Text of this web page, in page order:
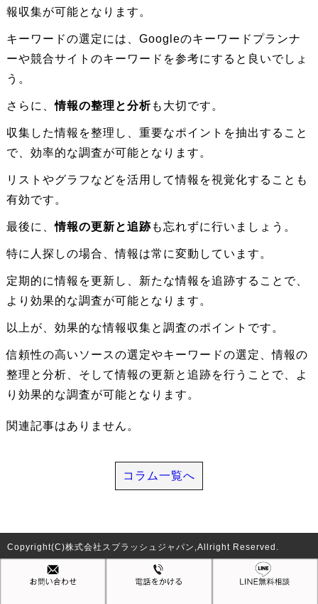
報収集が可能となります。
キーワードの選定には、Googleのキーワードプランナ
ーや競合サイトのキーワードを参考にすると良いでしょ
う。
さらに、情報の整理と分析も大切です。
収集した情報を整理し、重要なポイントを抽出すること
で、効率的な調査が可能となります。
リストやグラフなどを活用して情報を視覚化することも
有効です。
最後に、情報の更新と追跡も忘れずに行いましょう。
特に人探しの場合、情報は常に変動しています。
定期的に情報を更新し、新たな情報を追跡することで、
より効果的な調査が可能となります。
以上が、効果的な情報収集と調査のポイントです。
信頼性の高いソースの選定やキーワードの選定、情報の
整理と分析、そして情報の更新と追跡を行うことで、よ
り効果的な調査が可能となります。
関連記事はありません。
コラム一覧へ
Copyright(C)株式会社スプラッシュジャパン,Allright Reserved.